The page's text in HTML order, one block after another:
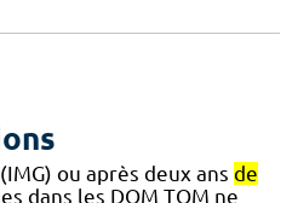
ou après deux ans de
dans les DOM TOM ne